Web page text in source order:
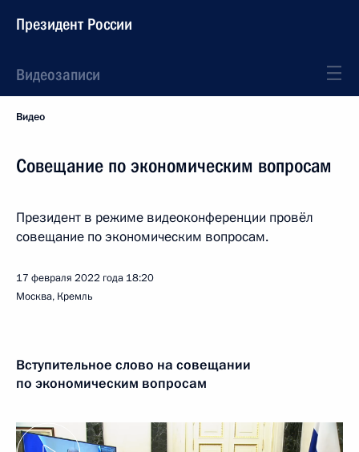
Президент России
Видеозаписи
Видео
Совещание по экономическим вопросам
Президент в режиме видеоконференции провёл
совещание по экономическим вопросам.
17 февраля 2022 года 18:20
Москва, Кремль
Вступительное слово на совещании
по экономическим вопросам